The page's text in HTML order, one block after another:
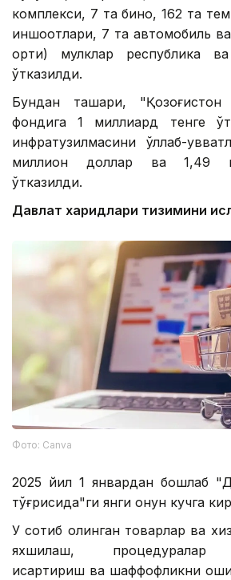
комплекси, 7 та бино, 162 та
иншоотлари, 7 та автомобиль
ортиқ) мулклар республика
ўтказилди.
Бундан ташқари, "Қозоғистон
фондига 1 миллиард тенге
инфратузилмасини қўллаб-
миллион доллар ва 1,49
ўтказилди.
Давлат харидлари тизимини
Фото: Сanva
2025 йил 1 январдан бошлаб
тўғрисида"ги янги қонун кучга
У сотиб олинган товарлар ва
яхшилаш, процедуралар
қисқартириш ва шаффофликни